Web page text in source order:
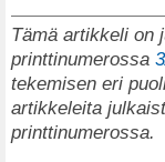
Tämä artikkeli on
printtinumerossa
tekemisen eri
artikkeleita
printtinumerossa.